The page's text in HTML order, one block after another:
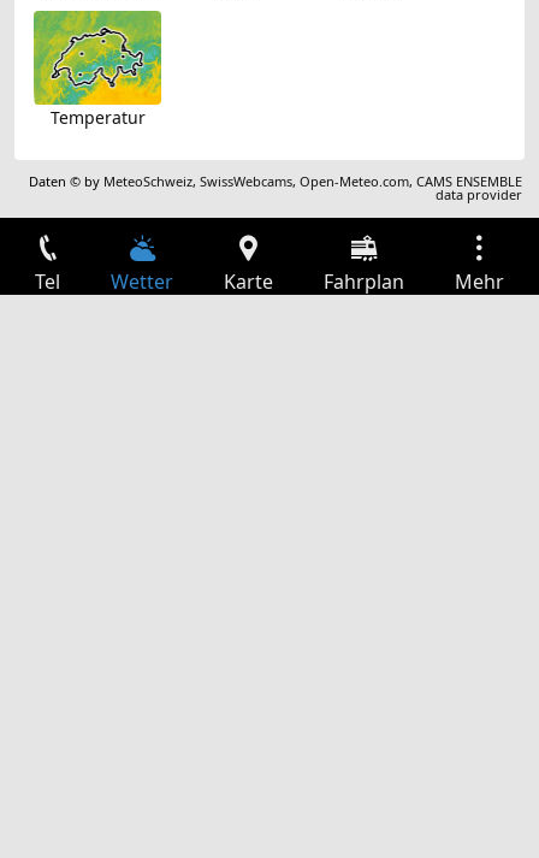
Temperatur
Daten © by MeteoSchweiz,SwissWebcams,Open-Meteo.com,CAMS ENSEMBLE
data provider
Tel Wetter Karte Fahrplan Mehr